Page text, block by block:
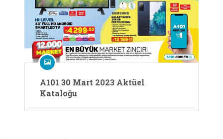
A101 30 Mart 2023 Aktüel
Kataloğu